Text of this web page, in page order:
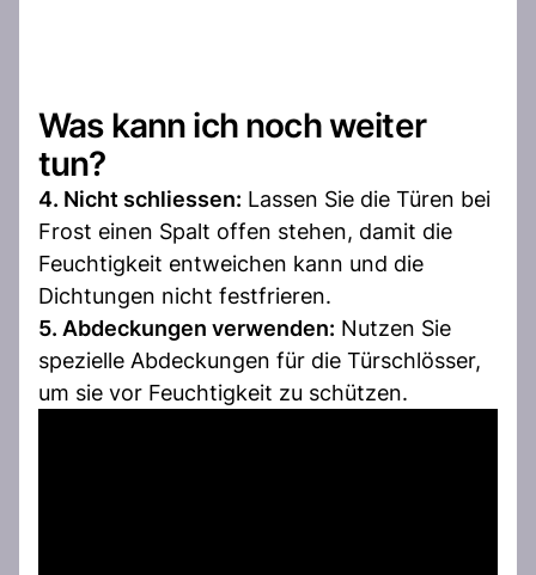
Was kann ich noch weiter
tun?
4. Nicht schliessen: Lassen Sie die Türen bei
Frost einen Spalt offen stehen, damit die
Feuchtigkeit entweichen kann und die
Dichtungen nicht festfrieren.
5. Abdeckungen verwenden: Nutzen Sie
spezielle Abdeckungen für die Türschlösser,
um sie vor Feuchtigkeit zu schützen.